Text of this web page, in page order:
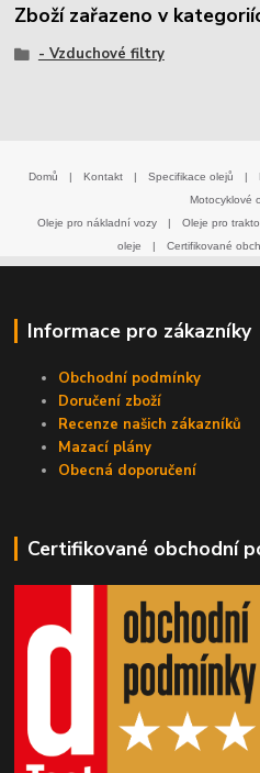
Zboží zařazeno v
- Vzduchové filtry
Domů Kontakt Specifikace olejů
Motocyklové
Oleje pro nákladní vozy
Oleje pro
oleje
Certifikované
Informace pro zákazníky
Obchodní podmínky
Doručení zboží
Recenze našich zákazníků
Mazací plány
Obecná doporučení
Certifikované obchodní